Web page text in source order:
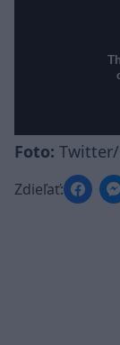
Foto: Twitter/
Zdieľať: